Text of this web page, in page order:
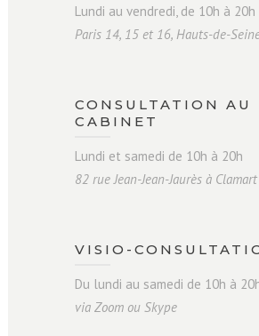
Lundi au vendredi, de 10h à 20h
Paris 14, 15 et 16, Hauts-de-
CONSULTATION AU
CABINET
Lundi et samedi de 10h à 20h
82 rue Jean-Jean-Jaurès à Clamart
VISIO-
Du lundi au samedi de 10h à
via Zoom ou Skype